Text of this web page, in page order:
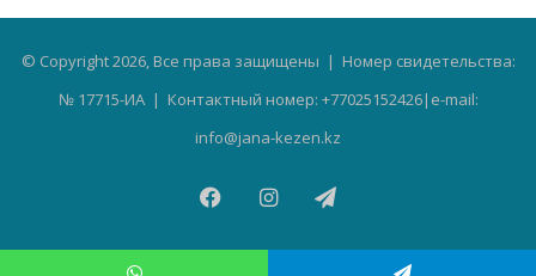
© Copyright 2026, Все права защищены | Номер свидетельства:
№ 17715-ИА | Контактный номер: +77025152426|e-mail:
info@jana-kezen.kz
FacebookInstagramTelegram